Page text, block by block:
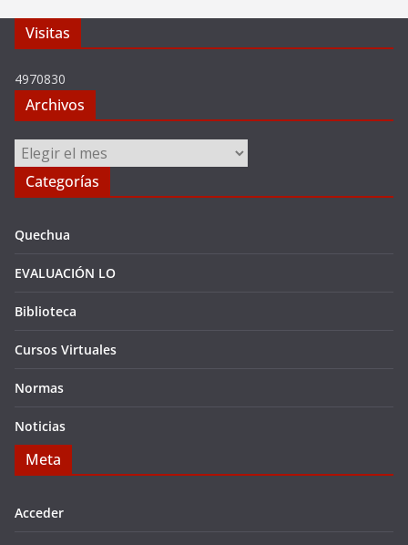
Visitas
4970830
Archivos
Archivos
Categorías
Quechua
EVALUACIÓN LO
Biblioteca
Cursos Virtuales
Normas
Noticias
Meta
Acceder